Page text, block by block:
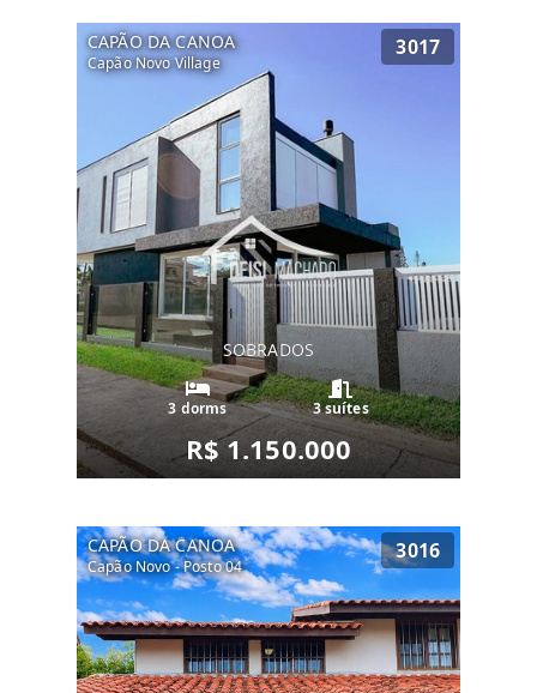
CAPÃO DA CANOA
Capão Novo Village
3017
SOBRADOS
3 dorms 3 suítes
R$ 1.150.000
CAPÃO DA CANOA
Capão Novo - Posto 04
3016